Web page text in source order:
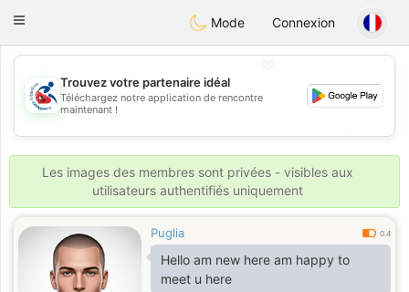
Handi Space
Toggle
Mode Connexion
💖
💕
💕
Trouvez votre partenaire idéal
Téléchargez notre application de rencontre
maintenant !
Les images des membres sont privées - visibles aux
utilisateurs authentifiés uniquement
Puglia 0.4
Hello am new here am happy to
meet u here